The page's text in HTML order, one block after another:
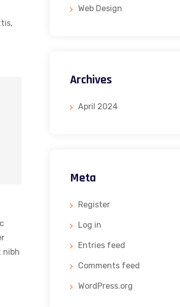
nibh
Web Design
Archives
April 2024
Meta
Register
Log in
Entries feed
Comments feed
WordPress.org